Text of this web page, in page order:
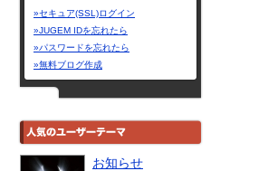
»セキュア(SSL)ログイン
»JUGEM IDを忘れたら
»パスワードを忘れたら
»無料ブログ作成
お知らせ